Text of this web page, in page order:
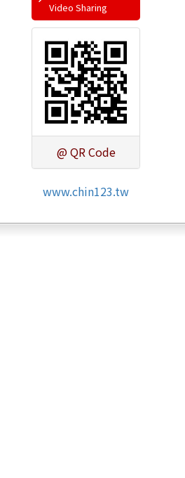
@ QR Code
www.chin123.tw